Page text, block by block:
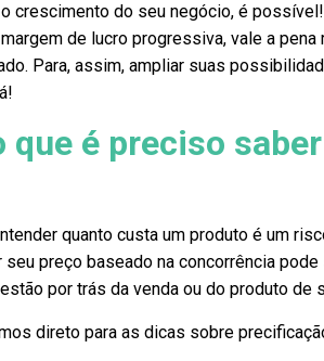
crescimento do seu negócio, é
de lucro progressiva, vale a
Para, assim, ampliar suas
que é preciso
quanto custa um produto é um
seu preço baseado na concorrência
por trás da venda ou do produto de
direto para as dicas sobre